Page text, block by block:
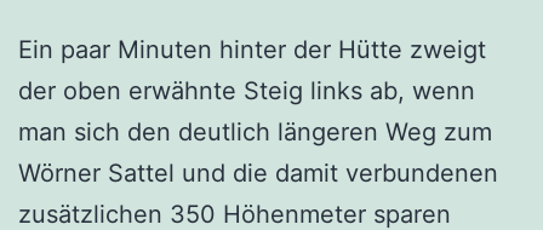
Ein paar Minuten hinter der Hütte zweigt
der oben erwähnte Steig links ab, wenn
man sich den deutlich längeren Weg zum
Wörner Sattel und die damit verbundenen
zusätzlichen 350 Höhenmeter sparen